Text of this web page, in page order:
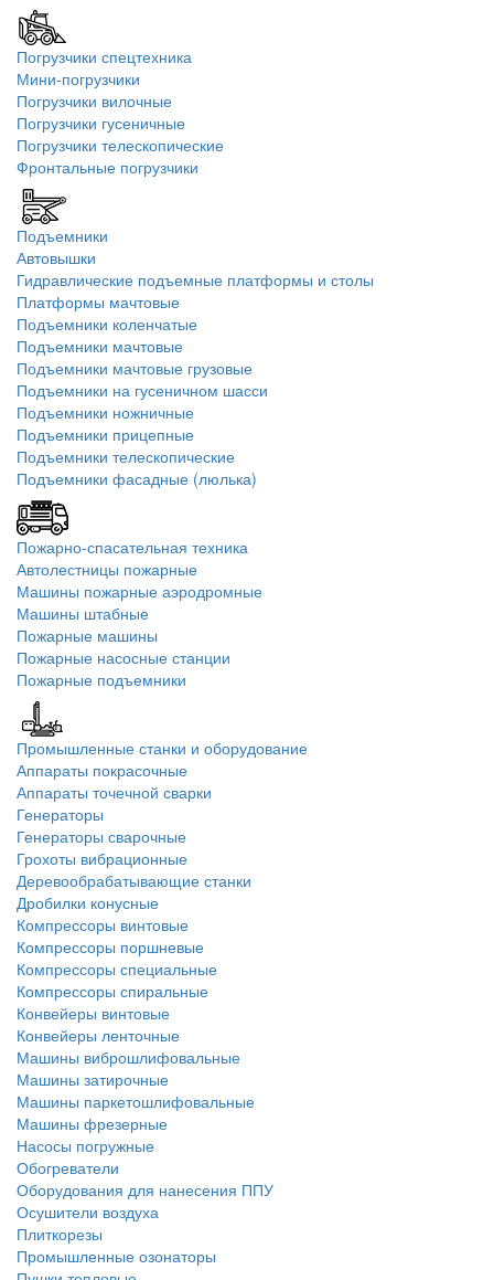
Погрузчики спецтехника
Мини-погрузчики
Погрузчики вилочные
Погрузчики гусеничные
Погрузчики телескопические
Фронтальные погрузчики
Подъемники
Автовышки
Гидравлические подъемные платформы и столы
Платформы мачтовые
Подъемники коленчатые
Подъемники мачтовые
Подъемники мачтовые грузовые
Подъемники на гусеничном шасси
Подъемники ножничные
Подъемники прицепные
Подъемники телескопические
Подъемники фасадные (люлька)
Пожарно-спасательная техника
Автолестницы пожарные
Машины пожарные аэродромные
Машины штабные
Пожарные машины
Пожарные насосные станции
Пожарные подъемники
Промышленные станки и оборудование
Аппараты покрасочные
Аппараты точечной сварки
Генераторы
Генераторы сварочные
Грохоты вибрационные
Деревообрабатывающие станки
Дробилки конусные
Компрессоры винтовые
Компрессоры поршневые
Компрессоры специальные
Компрессоры спиральные
Конвейеры винтовые
Конвейеры ленточные
Машины виброшлифовальные
Машины затирочные
Машины паркетошлифовальные
Машины фрезерные
Насосы погружные
Обогреватели
Оборудования для нанесения ППУ
Осушители воздуха
Плиткорезы
Промышленные озонаторы